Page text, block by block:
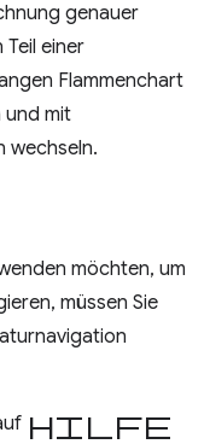
genauer
einer
Flammenchart
und mit
wechseln.
möchten, um
müssen Sie
Hilfe